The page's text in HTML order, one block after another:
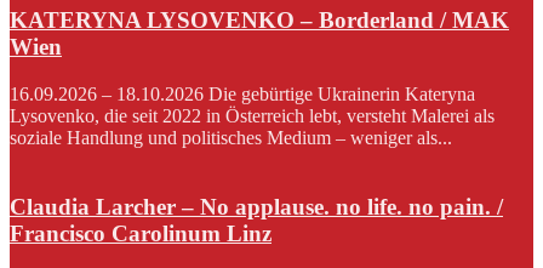
KATERYNA LYSOVENKO – Borderland / MAK
Wien
16.09.2026 – 18.10.2026 Die gebürtige Ukrainerin Kateryna
Lysovenko, die seit 2022 in Österreich lebt, versteht Malerei als
soziale Handlung und politisches Medium – weniger als...
Claudia Larcher – No applause. no life. no pain. /
Francisco Carolinum Linz